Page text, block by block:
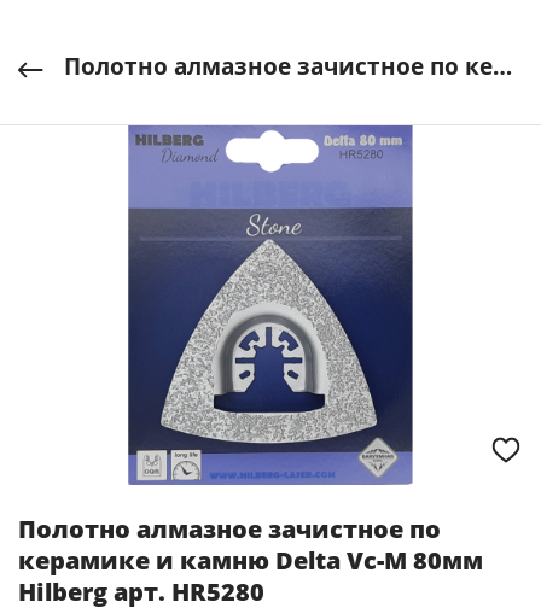
Полотно алмазное зачистное по керамике и камню Delta Vc-M 80мм Hilberg арт. HR5280
Полотно алмазное зачистное по
керамике и камню Delta Vc-M 80мм
Hilberg арт. HR5280